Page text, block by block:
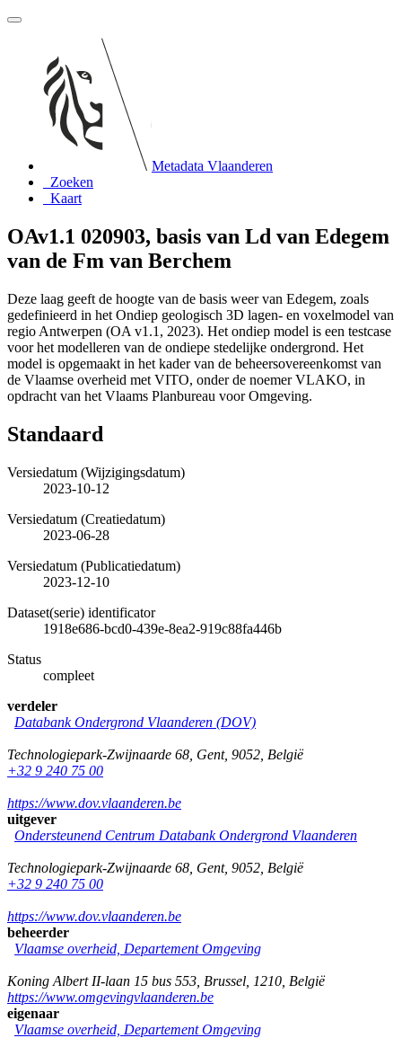
Metadata Vlaanderen
Zoeken
Kaart
OAv1.1 020903, basis van Ld van Edegem
van de Fm van Berchem
Deze laag geeft de hoogte van de basis weer van Edegem, zoals
gedefinieerd in het Ondiep geologisch 3D lagen- en voxelmodel van
regio Antwerpen (OA v1.1, 2023). Het ondiep model is een testcase
voor het modelleren van de ondiepe stedelijke ondergrond. Het
model is opgemaakt in het kader van de beheersovereenkomst van
de Vlaamse overheid met VITO, onder de noemer VLAKO, in
opdracht van het Vlaams Planbureau voor Omgeving.
Standaard
Versiedatum (Wijzigingsdatum)
2023-10-12
Versiedatum (Creatiedatum)
2023-06-28
Versiedatum (Publicatiedatum)
2023-12-10
Dataset(serie) identificator
1918e686-bcd0-439e-8ea2-919c88fa446b
Status
compleet
verdeler
Databank Ondergrond Vlaanderen (DOV)
Technologiepark-Zwijnaarde 68 Gent, 9052 België
+32 9 240 75 00
https://www.dov.vlaanderen.be
uitgever
Ondersteunend Centrum Databank Ondergrond Vlaanderen
Technologiepark-Zwijnaarde 68 Gent, 9052 België
+32 9 240 75 00
https://www.dov.vlaanderen.be
beheerder
Vlaamse overheid, Departement Omgeving
Koning Albert II-laan 15 bus 553 Brussel 1210 België
https://www.omgevingvlaanderen.be
eigenaar
Vlaamse overheid, Departement Omgeving